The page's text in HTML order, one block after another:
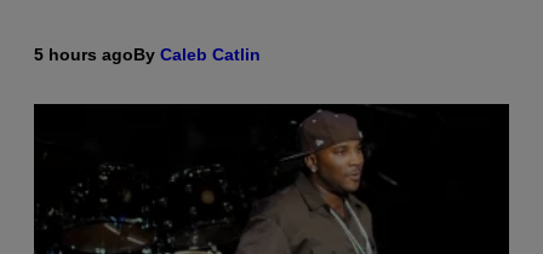
5 hours agoBy Caleb Catlin